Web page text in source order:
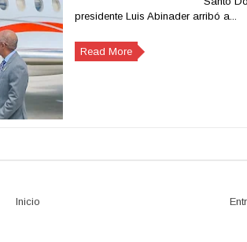
presidente Luis Abinader arribó a...
Read More
Inicio